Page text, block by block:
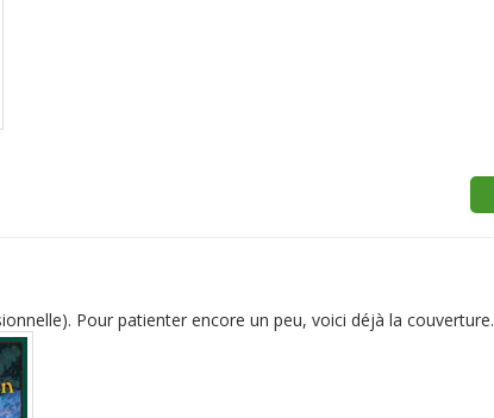
Pour patienter encore un peu, voici déjà la couverture.